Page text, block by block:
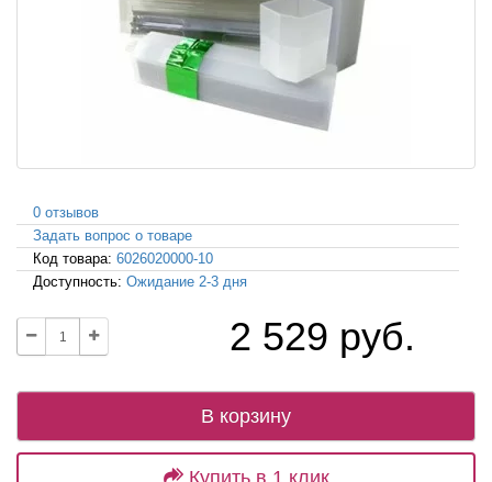
0 отзывов
Задать вопрос о товаре
Код товара: 6026020000-10
Доступность: Ожидание 2-3 дня
2 529 руб.
В корзину